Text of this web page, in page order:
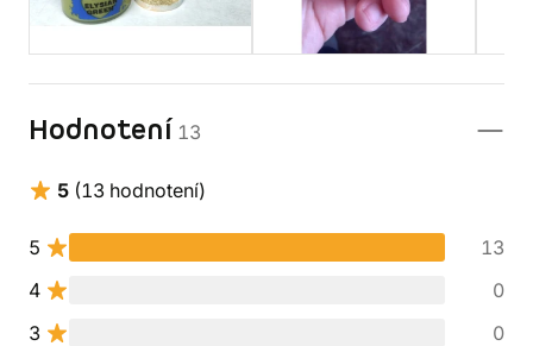
Hodnotení 13
5 (13 hodnotení)
5
13
4
0
3
0